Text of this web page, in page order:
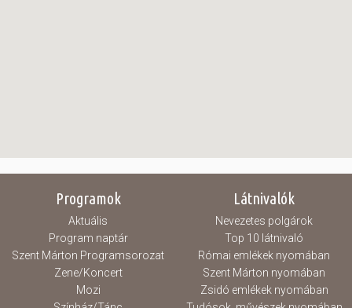
Programok
Aktuális
Program naptár
Szent Márton Programsorozat
Zene/Koncert
Mozi
Látnivalók
Nevezetes polgárok
Top 10 látnivaló
Római emlékek nyomában
Szent Márton nyomában
Zsidó emlékek nyomában